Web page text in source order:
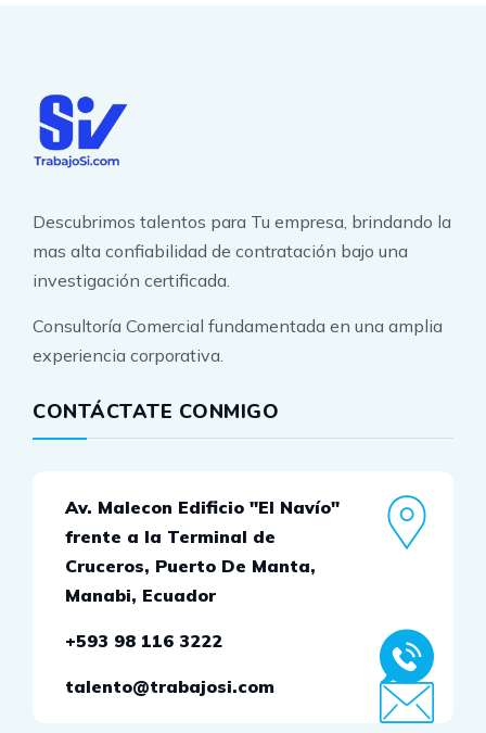
Descubrimos talentos para Tu empresa, brindando la
mas alta confiabilidad de contratación bajo una
investigación certificada.
Consultoría Comercial fundamentada en una amplia
experiencia corporativa.
CONTÁCTATE CONMIGO
Av. Malecon Edificio "El Navío"
frente a la Terminal de
Cruceros, Puerto De Manta,
Manabi, Ecuador
+593 98 116 3222
talento@trabajosi.com